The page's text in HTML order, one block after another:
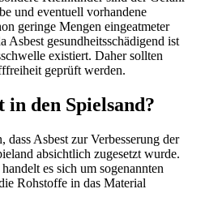
und eventuell vorhandene
geringe Mengen eingeatmeter
Asbest gesundheitsschädigend ist
existiert. Daher sollten
geprüft werden.
in den Spielsand?
dass Asbest zur Verbesserung der
absichtlich zugesetzt wurde.
es sich um sogenannten
Rohstoffe in das Material